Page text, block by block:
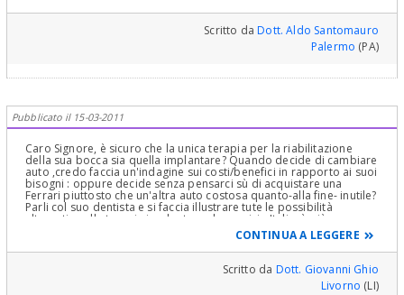
Scritto daDott. Aldo Santomauro
Palermo (PA)
Pubblicato il 15-03-2011
Caro Signore, è sicuro che la unica terapia per la riabilitazione
della sua bocca sia quella implantare? Quando decide di cambiare
auto ,credo faccia un'indagine sui costi/benefici in rapporto ai suoi
bisogni : oppure decide senza pensarci sù di acquistare una
Ferrari piuttosto che un'altra auto costosa quanto-alla fine- inutile?
Parli col suo dentista e si faccia illustrare tute le possibilità
alternative alla terapia implantare che oggi, in Italia, è più una
moda (prona agli interessi di molti soggetti ) che non una reale
necessità. Le comunico che è stato stimato che nel 2010 in Italia
sono stati inseriti più impianti orali che negli Stati Uniti......
CONTINUA A LEGGERE
Scritto da Dott. Giovanni Ghio
Livorno (LI)